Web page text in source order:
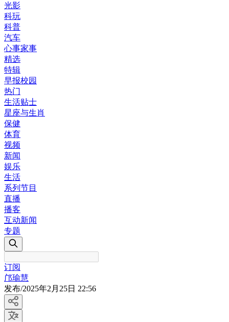
光影
科玩
科普
汽车
心事家事
精选
特辑
早报校园
热门
生活贴士
星座与生肖
保健
体育
视频
新闻
娱乐
生活
系列节目
直播
播客
互动新闻
专题
订阅
邝瑜慧
发布/2025年2月25日 22:56